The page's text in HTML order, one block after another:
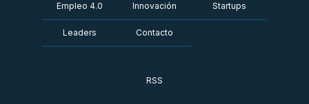
Empleo 4.0 Innovación Startups
Leaders Contacto
RSS